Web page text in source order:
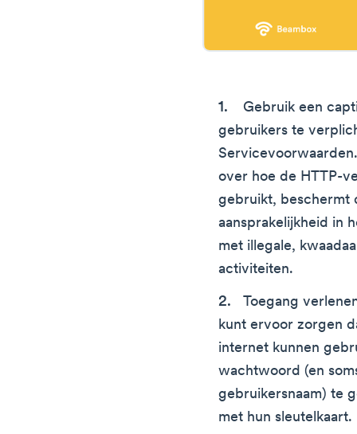
Gebruik een
gebruikers te
over hoe de HTTP-
gebruikt, beschermt
aansprakelijkheid in
met illegale,
activiteiten.
Toegang
kunt ervoor zorgen
internet kunnen
wachtwoord (en
gebruikersnaam) te
met hun sleutelkaart.